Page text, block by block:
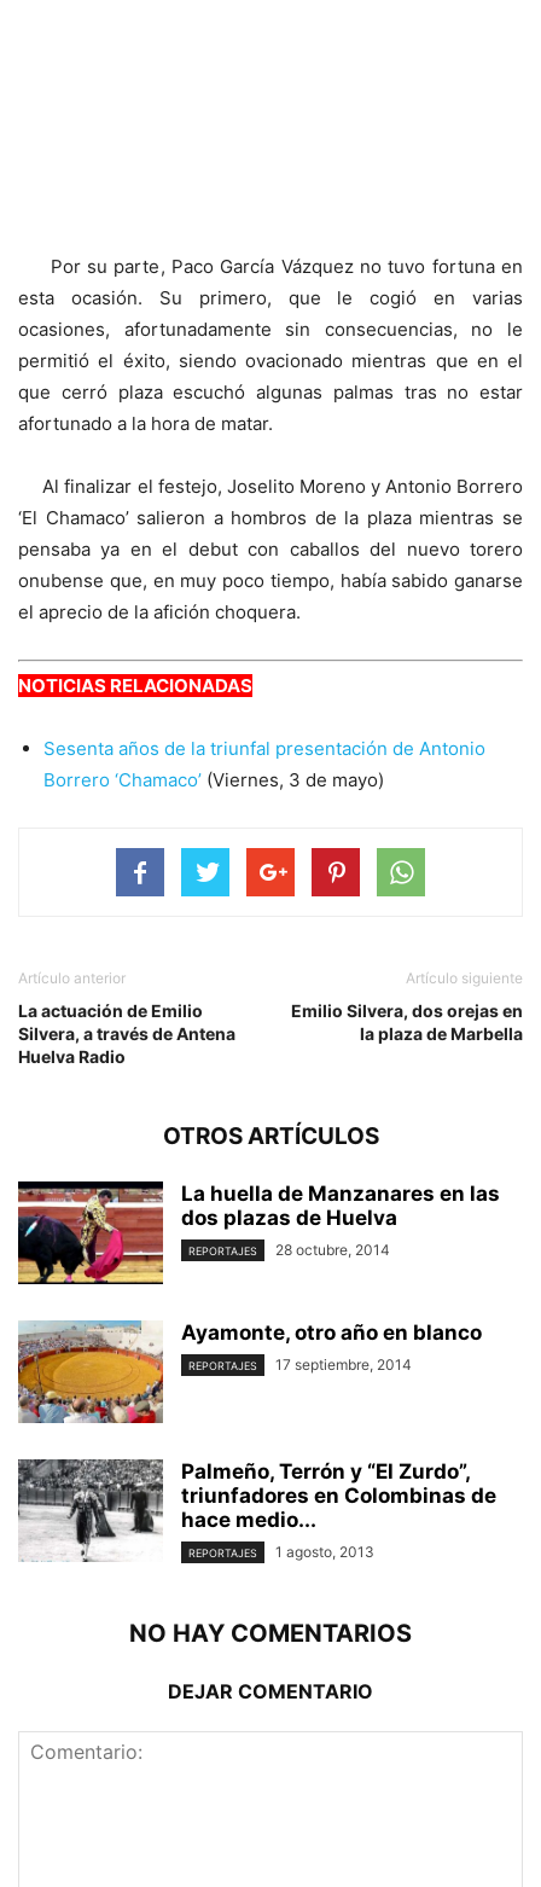
Por su parte, Paco García Vázquez no tuvo fortuna en
esta ocasión. Su primero, que le cogió en varias
ocasiones, afortunadamente sin consecuencias, no le
permitió el éxito, siendo ovacionado mientras que en el
que cerró plaza escuchó algunas palmas tras no estar
afortunado a la hora de matar.
Al finalizar el festejo, Joselito Moreno y Antonio Borrero
‘El Chamaco’ salieron a hombros de la plaza mientras se
pensaba ya en el debut con caballos del nuevo torero
onubense que, en muy poco tiempo, había sabido ganarse
el aprecio de la afición choquera.
NOTICIAS RELACIONADAS
Sesenta años de la triunfal presentación de Antonio
Borrero ‘Chamaco’ (Viernes, 3 de mayo)
Artículo anterior
La actuación de Emilio
Silvera, a través de Antena
Huelva Radio
Artículo siguiente
Emilio Silvera, dos orejas en
la plaza de Marbella
OTROS ARTÍCULOS
La huella de Manzanares en las
dos plazas de Huelva
REPORTAJES 28 octubre, 2014
Ayamonte, otro año en blanco
REPORTAJES 17 septiembre, 2014
Palmeño, Terrón y “El Zurdo”,
triunfadores en Colombinas de
hace medio...
REPORTAJES 1 agosto, 2013
NO HAY COMENTARIOS
DEJAR COMENTARIO